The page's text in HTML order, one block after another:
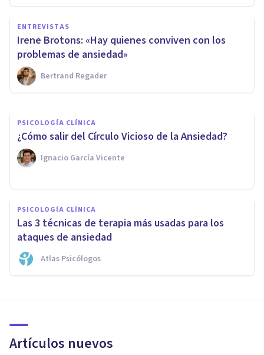
ENTREVISTAS
Irene Brotons: «Hay quienes conviven con los
problemas de ansiedad»
Bertrand Regader
¿Cómo reconocer los síntomas
de la agorafobia?
Arturo Torres
PSICOLOGÍA CLÍNICA
¿Cómo salir del Círculo Vicioso de la Ansiedad?
Ignacio García Vicente
PSICOLOGÍA CLÍNICA
Las 3 técnicas de terapia más usadas para los
ataques de ansiedad
Atlas Psicólogos
Artículos nuevos